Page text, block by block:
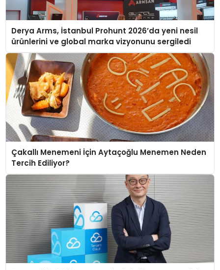
Derya Arms, İstanbul Prohunt 2026’da yeni nesil
ürünlerini ve global marka vizyonunu sergiledi
Çakallı Menemeni İçin Aytaçoğlu Menemen Neden
Tercih Ediliyor?